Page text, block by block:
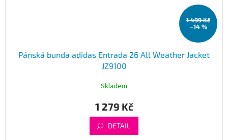
1 499 Kč
–14 %
Pánská bunda adidas Entrada 26 All Weather Jacket
JZ9100
Skladem
1 279 Kč
DETAIL